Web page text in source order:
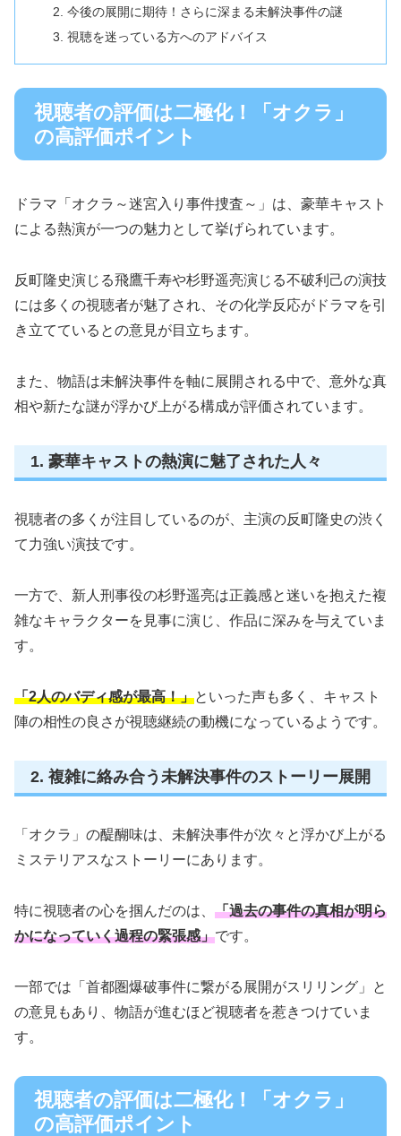
今後の展開に期待！さらに深まる未解決事件の謎
視聴を迷っている方へのアドバイス
視聴者の評価は二極化！「オクラ」
の高評価ポイント
ドラマ「オクラ～迷宮入り事件捜査～」は、豪華キャスト
による熱演が一つの魅力として挙げられています。
反町隆史演じる飛鷹千寿や杉野遥亮演じる不破利己の演技
には多くの視聴者が魅了され、その化学反応がドラマを引
き立てているとの意見が目立ちます。
また、物語は未解決事件を軸に展開される中で、意外な真
相や新たな謎が浮かび上がる構成が評価されています。
1. 豪華キャストの熱演に魅了された人々
視聴者の多くが注目しているのが、主演の反町隆史の渋く
て力強い演技です。
一方で、新人刑事役の杉野遥亮は正義感と迷いを抱えた複
雑なキャラクターを見事に演じ、作品に深みを与えていま
す。
「2人のバディ感が最高！」といった声も多く、キャスト
陣の相性の良さが視聴継続の動機になっているようです。
2. 複雑に絡み合う未解決事件のストーリー展開
「オクラ」の醍醐味は、未解決事件が次々と浮かび上がる
ミステリアスなストーリーにあります。
特に視聴者の心を掴んだのは、 「過去の事件の真相が明ら
かになっていく過程の緊張感」です。
一部では「首都圏爆破事件に繋がる展開がスリリング」と
の意見もあり、物語が進むほど視聴者を惹きつけていま
す。
視聴者の評価は二極化！「オクラ」
の高評価ポイント